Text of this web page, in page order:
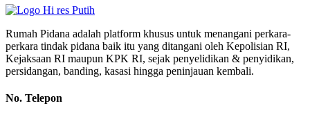
Rumah Pidana adalah platform khusus untuk menangani perkara-
perkara tindak pidana baik itu yang ditangani oleh Kepolisian RI,
Kejaksaan RI maupun KPK RI, sejak penyelidikan & penyidikan,
persidangan, banding, kasasi hingga peninjauan kembali.
No. Telepon